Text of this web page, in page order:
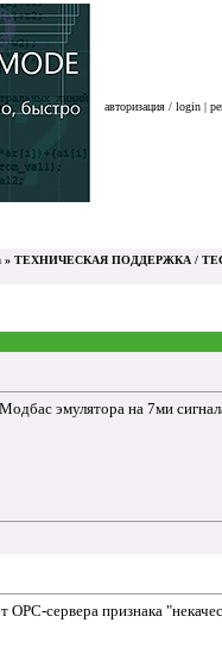
авторизация / login|
» ТЕХНИЧЕСКАЯ ПОДДЕРЖКА /
эмулятора на 7ми
сервера признака